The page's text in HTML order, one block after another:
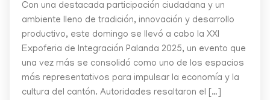
Con una destacada participación ciudadana y un
ambiente lleno de tradición, innovación y desarrollo
productivo, este domingo se llevó a cabo la XXI
Expoferia de Integración Palanda 2025, un evento que
una vez más se consolidó como uno de los espacios
más representativos para impulsar la economía y la
cultura del cantón. Autoridades resaltaron el […]